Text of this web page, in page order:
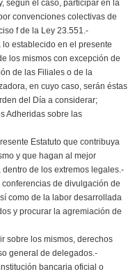
según el caso, participar en la
convenciones colectivas de
f de la Ley 23.551.-
establecido en el presente
los mismos con excepción de
de las Filiales o de la
en cuyo caso, serán éstas
del Día a considerar;
Adheridas sobre las
Estatuto que contribuya
y que hagan al mejor
de los extremos legales.-
de divulgación de
como de la labor desarrollada
y procurar la agremiación de
sobre los mismos, derechos
general de delegados.-
bancaria oficial o